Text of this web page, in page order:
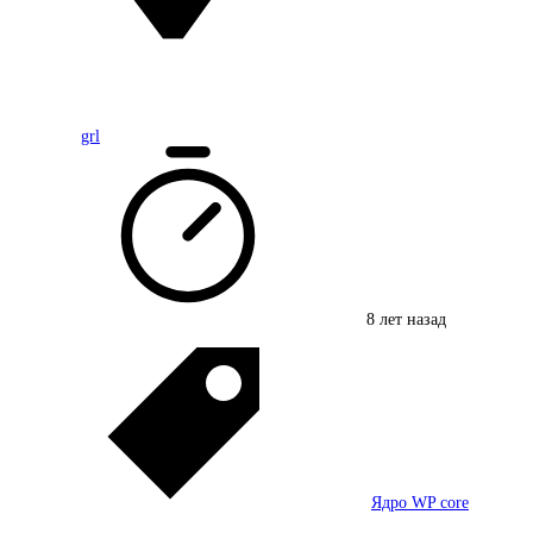
grl
8 лет назад
Ядро WP core